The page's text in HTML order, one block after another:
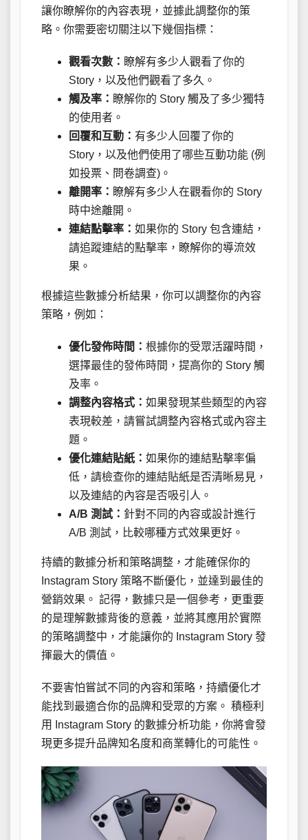
讓你瞭解你的內容表現，並據此調整你的策
略。你需要密切關注以下幾個指標：
觀看次數： 瞭解有多少人觀看了你的
Story，以及他們觀看了多久。
觸及率： 瞭解你的 Story 觸及了多少獨特
的使用者。
回覆和互動： 有多少人回覆了你的
Story，以及他們使用了哪些互動功能 (例
如投票、問卷調查)。
離開率： 瞭解有多少人在觀看你的 Story
時中途離開。
連結點擊率： 如果你的 Story 包含連結，
請追蹤連結的點擊率，瞭解你的導流效
果。
根據這些數據分析結果，你可以調整你的內容
策略，例如：
優化發佈時間： 根據你的受眾活躍時間，
選擇最佳的發佈時間，提高你的 Story 觸
及率。
調整內容格式： 如果發現某些類型的內容
表現較差，請嘗試調整內容格式或內容主
題。
優化連結貼紙： 如果你的連結點擊率偏
低，請檢查你的連結貼紙是否清晰易見，
以及連結的內容是否吸引人。
A/B 測試： 針對不同的內容或設計進行
A/B 測試，比較哪種方式效果更好。
持續的數據分析和策略調整，才能確保你的
Instagram Story 策略不斷優化，並達到最佳的
營銷效果。 記得，數據只是一個參考，更重要
的是理解數據背後的意義，並將其應用於實際
的策略調整中，才能讓你的 Instagram Story 發
揮最大的價值。
不要害怕嘗試不同的內容和策略，持續優化才
能找到最適合你的品牌和受眾的方案。 積極利
用 Instagram Story 的數據分析功能，你將會發
現更多提升品牌知名度和商業轉化的可能性。